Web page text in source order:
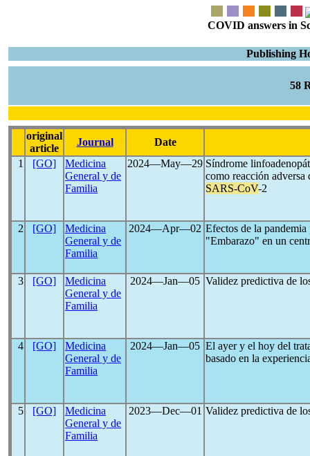
COVID answers in
Publishing
58
original
article
Journal
Date
1
[GO]
Medicina
General y de
Familia
2024―May―29 Síndrome
como reacción
SARS-CoV-2
2 [GO]
Medicina
General y de
Familia
2024―Apr―02 Efectos de la
"Embarazo" en un
3 [GO]
Medicina
General y de
Familia
2024―Jan―05 Validez predictiva de
4 [GO]
Medicina
General y de
Familia
2024―Jan―05 El ayer y el hoy del
basado en la
5 [GO]
Medicina
General y de
Familia
2023―Dec―01 Validez predictiva de